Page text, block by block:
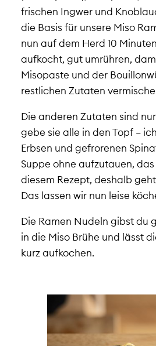
frischen Ingwer und
die Basis für unsere Miso
nun auf dem Herd 10
aufkocht, gut umrühren,
Misopaste und der
restlichen Zutaten
Die anderen Zutaten sind
gebe sie alle in den Topf –
Erbsen und gefrorenen
Suppe ohne aufzutauen,
diesem Rezept, deshalb
Das lassen wir nun leise
Die Ramen Nudeln gibst du
in die Miso Brühe und lässt
kurz aufkochen.